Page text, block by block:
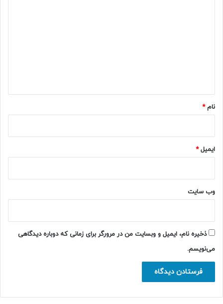
نام*
ایمیل*
وب‌ سایت
ذخیره نام، ایمیل و وبسایت من در مرورگر برای زمانی که دوباره دیدگاهی
می‌نویسم.